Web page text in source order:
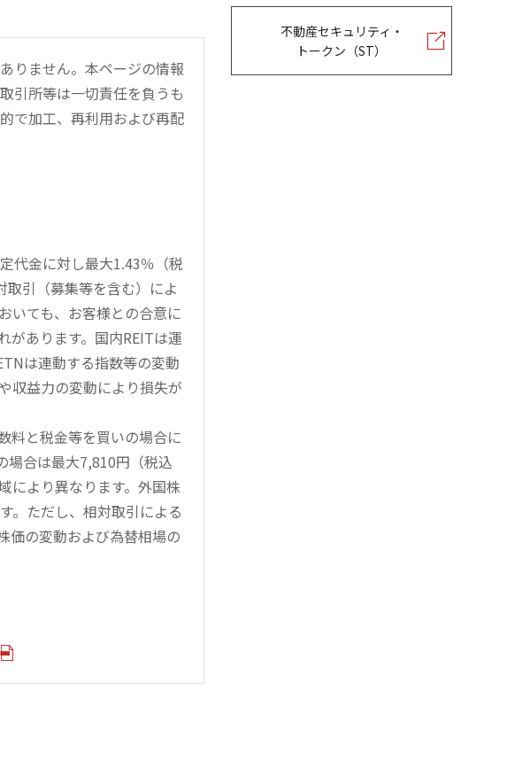
りません。本ページの情報
引所等は一切責任を負うも
で加工、再利用および再配
代金に対し最大1.43％（税
引（募集等を含む）によ
いても、お客様との合意に
があります。国内REITは運
は連動する指数等の変動
収益力の変動により損失が
料と税金等を買いの場合に
場合は最大7,810円（税込
により異なります。外国株
。ただし、相対取引による
価の変動および為替相場の
不動産セキュリティ・
トークン（ST）